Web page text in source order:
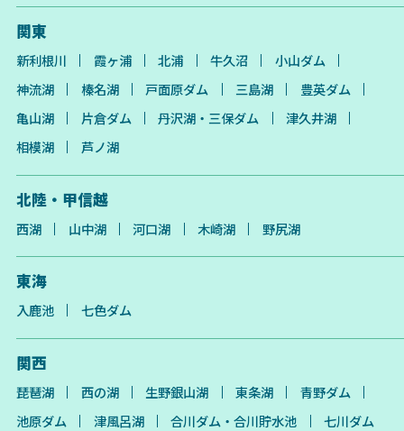
関東
新利根川 霞ヶ浦 北浦 牛久沼
小山ダム
神流湖
榛名湖 戸面原ダム 三島湖
豊英ダム
亀山湖
片倉ダム 丹沢湖・三保ダム
津久井湖
相模湖
芦ノ湖
北陸・甲信越
西湖 山中湖 河口湖 木崎湖 野尻湖
東海
入鹿池 七色ダム
関西
琵琶湖 西の湖 生野銀山湖 東条湖
青野ダム
池原ダム
津風呂湖 合川ダム・合川貯水池 七川ダム